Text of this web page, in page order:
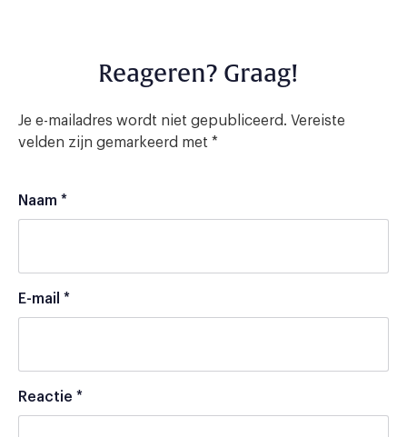
Reageren? Graag!
Je e-mailadres wordt niet gepubliceerd. Vereiste
velden zijn gemarkeerd met *
Naam *
E-mail *
Reactie *